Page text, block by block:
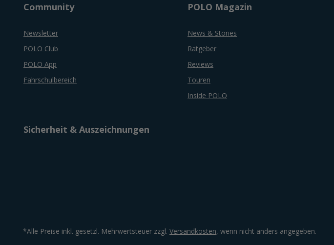
Community
Newsletter
POLO Club
POLO App
Fahrschulbereich
POLO Magazin
News & Stories
Ratgeber
Reviews
Touren
Inside POLO
Sicherheit & Auszeichnungen
*Alle Preise inkl. gesetzl. Mehrwertsteuer zzgl. Versandkosten, wenn nicht anders angegeben.